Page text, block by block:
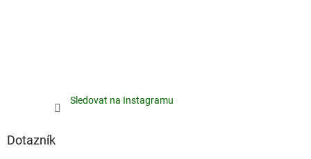
Sledovat na Instagramu
Dotazník